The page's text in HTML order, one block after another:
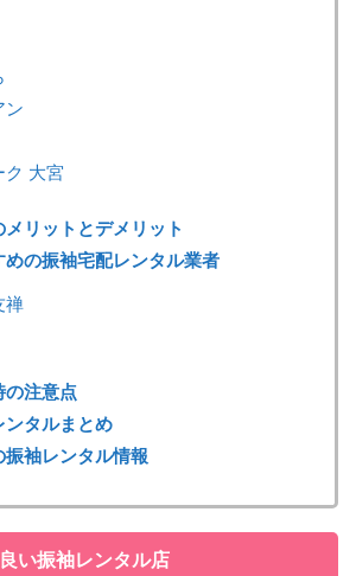
ン
ク 大宮
リットとデメリット
の振袖宅配レンタル業者
禅
の注意点
タルまとめ
袖レンタル情報
い振袖レンタル店